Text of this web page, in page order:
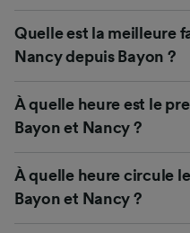
Quelle est la meilleure
Nancy depuis Bayon ?
À quelle heure est le
Bayon et Nancy ?
À quelle heure circule
Bayon et Nancy ?